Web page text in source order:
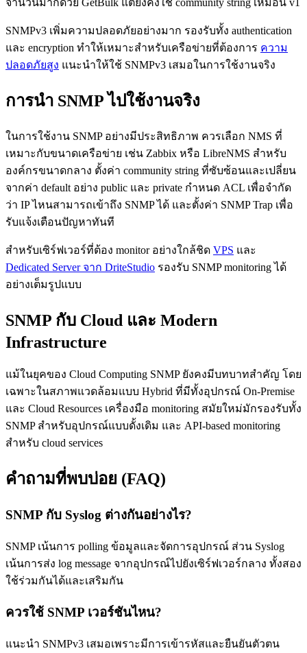
จำนวนมากด้วย GetBulk แต่ยังคงใช้ community string เหมือน v1
SNMPv3 เพิ่มความปลอดภัยอย่างมาก รองรับทั้ง authentication
และ encryption ทำให้เหมาะสำหรับเครือข่ายที่ต้องการ ความ
ปลอดภัยสูง แนะนำให้ใช้ SNMPv3 เสมอในการใช้งานจริง
การนำ SNMP ไปใช้งานจริง
ในการใช้งาน SNMP อย่างมีประสิทธิภาพ ควรเลือก NMS ที่
เหมาะกับขนาดเครือข่าย เช่น Zabbix หรือ LibreNMS สำหรับ
องค์กรขนาดกลาง ตั้งค่า community string ที่ซับซ้อนและเปลี่ยน
จากค่า default อย่าง public และ private กำหนด ACL เพื่อจำกัด
ว่า IP ไหนสามารถเข้าถึง SNMP ได้ และตั้งค่า SNMP Trap เพื่อ
รับแจ้งเตือนปัญหาทันที
สำหรับเซิร์ฟเวอร์ที่ต้อง monitor อย่างใกล้ชิด VPS และ
Dedicated Server จาก DriteStudio รองรับ SNMP monitoring ได้
อย่างเต็มรูปแบบ
SNMP กับ Cloud และ Modern
Infrastructure
แม้ในยุคของ Cloud Computing SNMP ยังคงมีบทบาทสำคัญ โดย
เฉพาะในสภาพแวดล้อมแบบ Hybrid ที่มีทั้งอุปกรณ์ On-Premise
และ Cloud Resources เครื่องมือ monitoring สมัยใหม่มักรองรับทั้ง
SNMP สำหรับอุปกรณ์แบบดั้งเดิม และ API-based monitoring
สำหรับ cloud services
คำถามที่พบบ่อย (FAQ)
SNMP กับ Syslog ต่างกันอย่างไร?
SNMP เน้นการ polling ข้อมูลและจัดการอุปกรณ์ ส่วน Syslog
เน้นการส่ง log message จากอุปกรณ์ไปยังเซิร์ฟเวอร์กลาง ทั้งสอง
ใช้ร่วมกันได้และเสริมกัน
ควรใช้ SNMP เวอร์ชันไหน?
แนะนำ SNMPv3 เสมอเพราะมีการเข้ารหัสและยืนยันตัวตน